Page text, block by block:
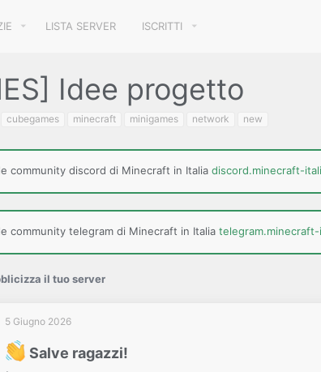
LISTA SERVER ISCRITTI
Idee progetto
cubegames minecraft minigames network new
community discord di Minecraft in Italia discord.minecraft-
community telegram di Minecraft in Italia
il tuo server
5 Giugno 2026
Salve ragazzi!